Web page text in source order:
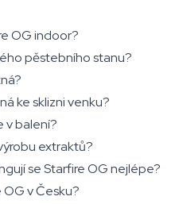
OG indoor?
pěstebního stanu?
ke sklizni venku?
v balení?
extraktů?
se Starfire OG nejlépe?
v Česku?